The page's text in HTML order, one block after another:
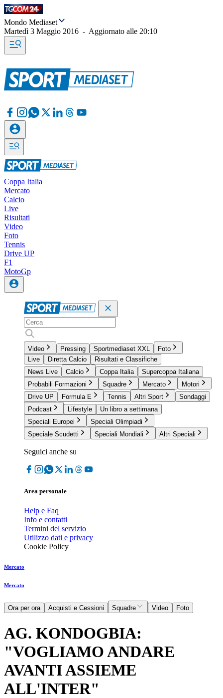
Mondo Mediaset
Martedì 3 Maggio 2016 - Aggiornato alle 20:10
Coppa Italia
Mercato
Calcio
Live
Risultati
Video
Foto
Tennis
Drive UP
F1
MotoGp
Video Pressing Sportmediaset XXL
Foto
Live
Diretta Calcio
Risultati e Classifiche
News Live
Calcio Coppa Italia
Supercoppa Italiana
Probabili Formazioni
Squadre Mercato
Motori
Drive UP
Formula E Tennis Altri Sport
Sondaggi
Podcast
Lifestyle
Un libro a settimana
Speciali Europei
Speciali Olimpiadi
Speciale Scudetti
Speciali Mondiali Altri Speciali
Seguici anche su
Area personale
Help e Faq
Info e contatti
Termini del servizio
Utilizzo dati e privacy
Cookie Policy
Mercato
Mercato
Ora per ora Acquisti e Cessioni Squadre Video Foto
AG. KONDOGBIA:
"VOGLIAMO ANDARE
AVANTI ASSIEME
ALL'INTER"